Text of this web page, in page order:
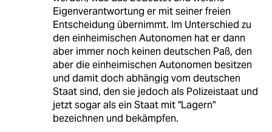
Eigenverantwortung er mit seiner freien
Entscheidung übernimmt. Im Unterschied zu
den einheimischen Autonomen hat er dann
aber immer noch keinen deutschen Paß, den
aber die einheimischen Autonomen besitzen
und damit doch abhängig vom deutschen
Staat sind, den sie jedoch als Polizeistaat und
jetzt sogar als ein Staat mit "Lagern"
bezeichnen und bekämpfen.